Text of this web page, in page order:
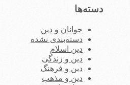
دسته‌ها
جوانان و دین
دسته‌بندی نشده
دین اسلام
دین و زندگی
دین و فرهنگ
دین و مذهب